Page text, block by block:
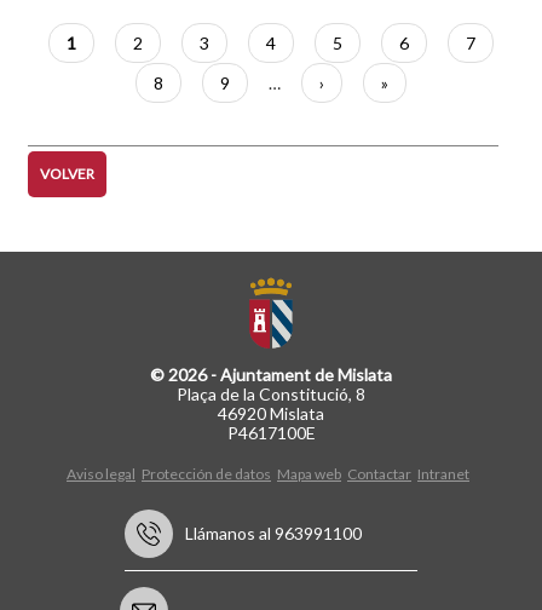
Paginación
Página
actual
1 Página
2 Página
3 Página
4 Página
5 Página
6 Página
7
Página
8 Página
9 …
Siguiente
página
›
Última
página
»
VOLVER
© 2026 - Ajuntament de Mislata
Plaça de la Constitució, 8
46920 Mislata
P4617100E
Aviso legal Protección de datos Mapa web Contactar Intranet
Llámanos al 963991100